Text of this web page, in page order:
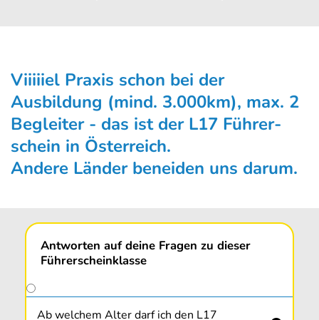
Viiiiiel Praxis schon bei der
Ausbildung (mind. 3.000km), max. 2
Begleiter - das ist der L17 Führer­
schein in Österreich.
Andere Länder beneiden uns darum.
Antworten auf deine Fragen zu dieser
Führerscheinklasse
Ab welchem Alter darf ich den L17